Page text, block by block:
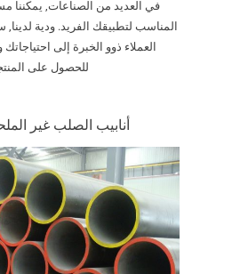
في العديد من الصناعات, يمكننا
المناسب لتطبيقك الفريد. ودية
العملاء ذوو الخبرة إلى
للحصول على
أنابيب الصلب غير